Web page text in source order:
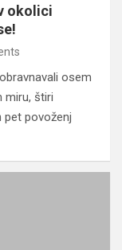
okolici
osem
miru, štiri
povoženj